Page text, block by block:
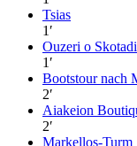
Tsias
1′
Ouzeri o
1′
Bootstour nach
2′
Aiakeion
2′
Markellos-Turm